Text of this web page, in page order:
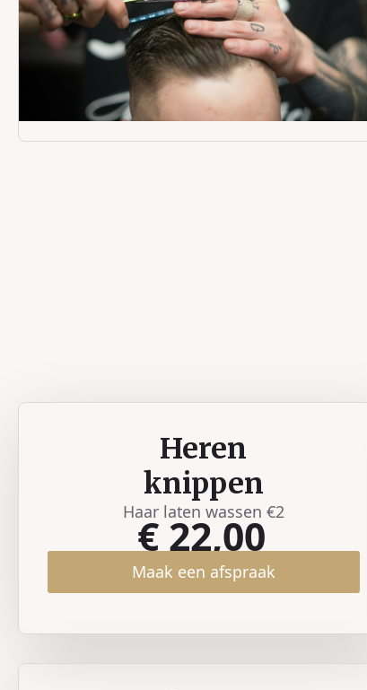
Heren
knippen
Haar laten wassen €2
€ 22,00
Maak een afspraak